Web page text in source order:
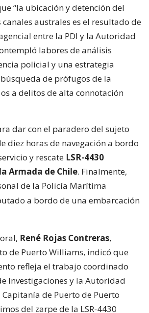
“la ubicación y detención del
australes es el resultado de
entre la PDI y la Autoridad
labores de análisis
policial y una estrategia
de prófugos de la
a delitos de alta connotación
dar con el paradero del sujeto
diez horas de navegación a bordo
y rescate LSR-4430
Armada de Chile. Finalmente,
de la Policía Marítima
a bordo de una embarcación
René Rojas Contreras,
de Puerto Williams, indicó que
refleja el trabajo coordinado
Investigaciones y la Autoridad
de Puerto de Puerto
del zarpe de la LSR-4430